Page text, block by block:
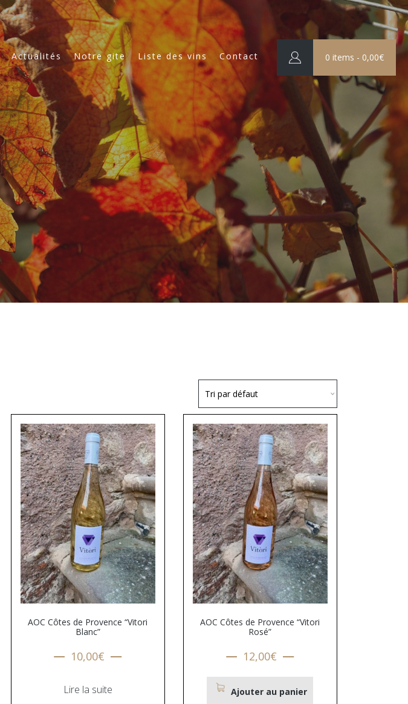
0 items - 0,00€
Actualités Notre gite Liste des vins Contact
AOC Côtes de Provence “Vitori
Blanc”
10,00€
Lire la suite
AOC Côtes de Provence “Vitori
Rosé”
12,00€
Ajouter au panier